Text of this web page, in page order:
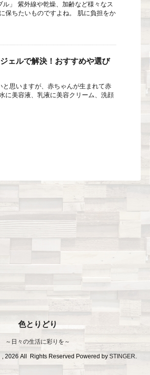
」 紫外線や乾燥、加齢など様々なス
保ちたいものですよね。 肌に負担をか
ェルで解決！おすすめや選び
思いますが、赤ちゃんが生まれて赤
に美容液、乳液に美容クリーム、洗顔
色とりどり
～日々の生活に彩りを～
2026 All Rights Reserved Powered by STINGER.